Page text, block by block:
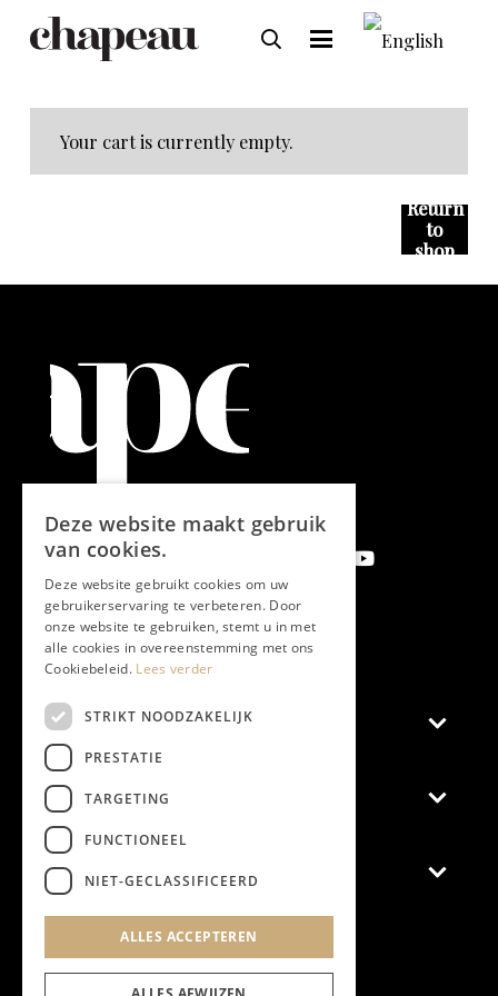
Your cart is currently empty.
Return
to
shop
Subscribe newsletter
Magazine
Advertise
General
Privacy Statement
Cookie Statement
Deze website maakt gebruik
van cookies.
Deze website gebruikt cookies om uw
gebruikerservaring te verbeteren. Door
onze website te gebruiken, stemt u in met
alle cookies in overeenstemming met ons
Cookiebeleid. Lees verder
STRIKT NOODZAKELIJK
PRESTATIE
TARGETING
FUNCTIONEEL
NIET-GECLASSIFICEERD
ALLES ACCEPTEREN